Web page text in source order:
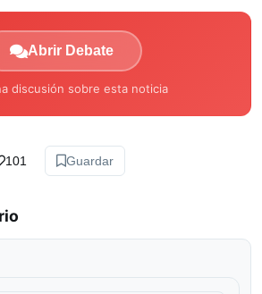
Abrir Debate
discusión sobre esta noticia
101 Guardar